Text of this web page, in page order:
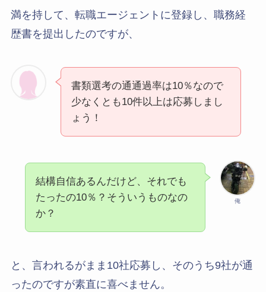
満を持して、転職エージェントに登録し、職務経
歴書を提出したのですが、
書類選考の通通過率は10％なので
少なくとも10件以上は応募しまし
ょう！
俺
結構自信あるんだけど、それでも
たったの10％？そういうものなの
か？
と、言われるがまま10社応募し、そのうち9社が通
ったのですが素直に喜べません。